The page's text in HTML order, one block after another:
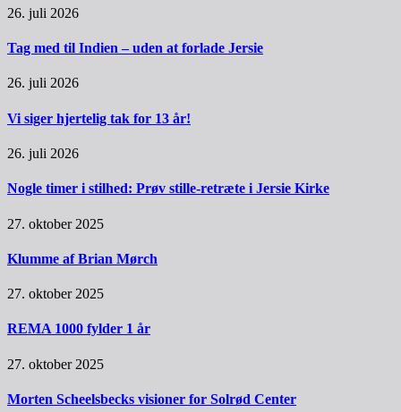
26. juli 2026
Tag med til Indien – uden at forlade Jersie
26. juli 2026
Vi siger hjertelig tak for 13 år!
26. juli 2026
Nogle timer i stilhed: Prøv stille-retræte i Jersie Kirke
27. oktober 2025
Klumme af Brian Mørch
27. oktober 2025
REMA 1000 fylder 1 år
27. oktober 2025
Morten Scheelsbecks visioner for Solrød Center